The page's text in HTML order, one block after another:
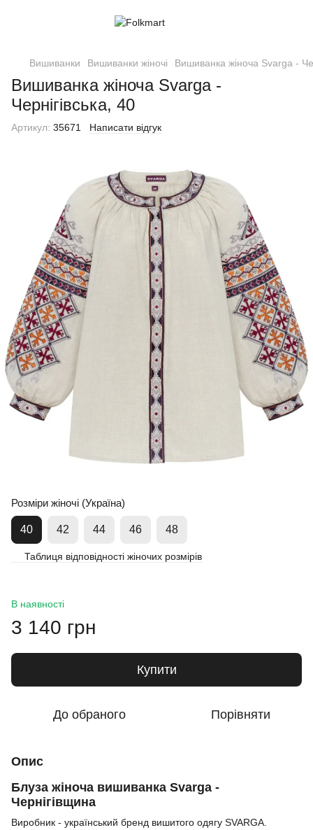
Вишиванки Вишиванки жіночі Вишиванка жіноча Svarga -
Вишиванка жіноча Svarga -
Чернігівська, 40
Артикул: 35671 Написати відгук
Розміри жіночі (Україна)
40 42 44 46 48
Таблиця відповідності жіночих розмірів
В наявності
3 140 грн
Купити
До обраного Порівняти
Опис
Блуза жіноча вишиванка Svarga -
Чернігівщина
Виробник - український бренд вишитого одягу SVARGA.